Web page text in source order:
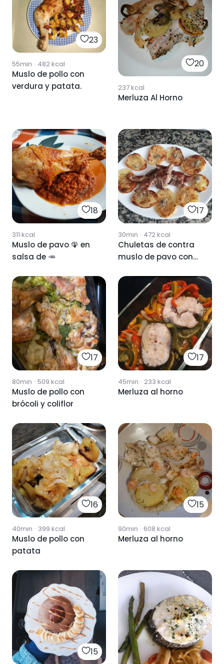
23
55min · 482kcal
Muslo de pollo con
verdura y patata.
20
237kcal
Merluza Al Horno
18
311 kcal
Muslo de pavo 🦚 en
salsa de 🥕
17
30min · 472kcal
Chuletas de contra
muslo de pavo con
17
80min · 509 kcal
Muslo de pollo con
brócoli y coliflor
17
45min · 233 kcal
Merluza al horno
16
40min · 399 kcal
Muslo de pollo con
patata
15
90min · 608 kcal
Merluza al horno
15